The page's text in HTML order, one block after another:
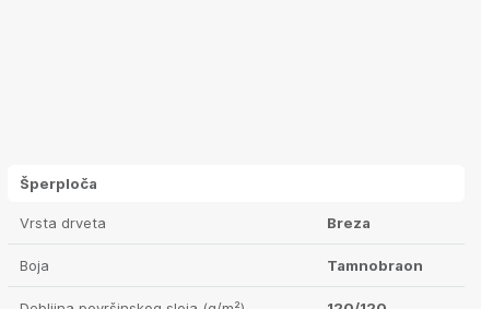
Šperploča
Vrsta drveta Breza
Boja Tamnobraon